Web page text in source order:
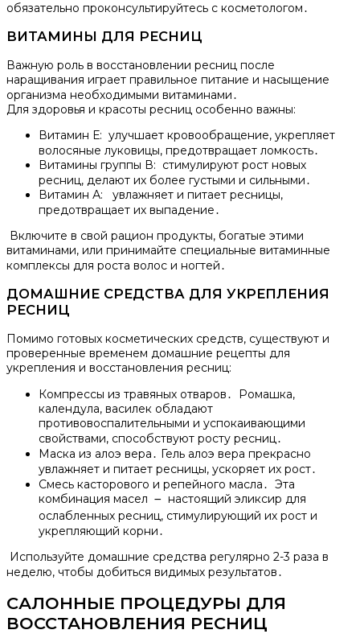
обязательно проконсультируйтесь с косметологом․
ВИТАМИНЫ ДЛЯ РЕСНИЦ
Важную роль в восстановлении ресниц после
наращивания играет правильное питание и насыщение
организма необходимыми витаминами․
Для здоровья и красоты ресниц особенно важны:
Витамин Е: улучшает кровообращение, укрепляет
волосяные луковицы, предотвращает ломкость․
Витамины группы В: стимулируют рост новых
ресниц, делают их более густыми и сильными․
Витамин А: увлажняет и питает ресницы,
предотвращает их выпадение․
Включите в свой рацион продукты, богатые этими
витаминами, или принимайте специальные витаминные
комплексы для роста волос и ногтей․
ДОМАШНИЕ СРЕДСТВА ДЛЯ УКРЕПЛЕНИЯ
РЕСНИЦ
Помимо готовых косметических средств, существуют и
проверенные временем домашние рецепты для
укрепления и восстановления ресниц:
Компрессы из травяных отваров․ Ромашка,
календула, василек обладают
противовоспалительными и успокаивающими
свойствами, способствуют росту ресниц․
Маска из алоэ вера․ Гель алоэ вера прекрасно
увлажняет и питает ресницы, ускоряет их рост․
Смесь касторового и репейного масла․ Эта
комбинация масел ౼ настоящий эликсир для
ослабленных ресниц, стимулирующий их рост и
укрепляющий корни․
Используйте домашние средства регулярно 2-3 раза в
неделю, чтобы добиться видимых результатов․
САЛОННЫЕ ПРОЦЕДУРЫ ДЛЯ
ВОССТАНОВЛЕНИЯ РЕСНИЦ